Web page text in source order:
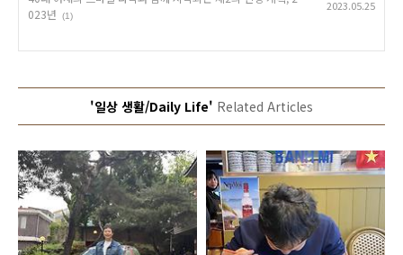
023년
(1)
2023.05.25
'일상 생활/Daily Life' Related Articles